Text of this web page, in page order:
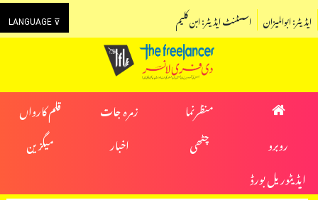
LANGUAGE ⊽ اسسٹنٹ ایڈیٹر: ابن کلیم ایڈیٹر: ابوالمیزان
منظرنما زمرہ جات
قلم کارواں
روبرو
چٹھی اخبار
میگزین
ایڈیٹوریل بورڈ